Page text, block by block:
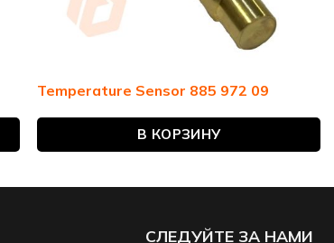
Temperature Sensor 885 972 09
В КОРЗИНУ
СЛЕДУЙТЕ ЗА НАМИ